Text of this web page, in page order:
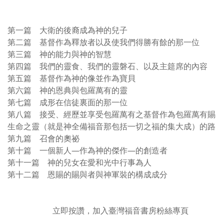
第一篇 大衛的後裔成為神的兒子
第二篇 基督作為釋放者以及使我們得勝有餘的那一位
第三篇 神的能力與神的智慧
第四篇 我們的靈食、我們的靈磐石、以及主筵席的內容
第五篇 基督作為神的像並作為寶貝
第六篇 神的恩典與包羅萬有的靈
第七篇 成形在信徒裏面的那一位
第八篇 接受、經歷並享受包羅萬有之基督作為包羅萬有賜
生命之靈（就是神全備福音那包括一切之福的集大成）的路
第九篇 召會的奧祕
第十篇 一個新人—作為神的傑作—的創造者
第十一篇 神的兒女在愛和光中行事為人
第十二篇 恩賜的賜與者與神軍裝的構成成分
立即按讚，加入臺灣福音書房粉絲專頁